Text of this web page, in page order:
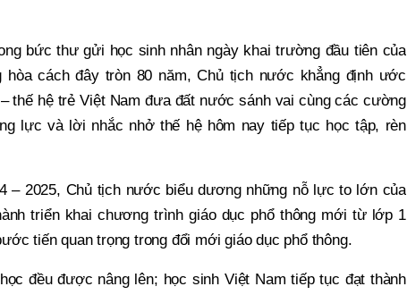
bức thư gửi học sinh nhân ngày khai trường đầu tiên của
hòa cách đây tròn 80 năm, Chủ tịch nước khẳng định ước
thế hệ trẻ Việt Nam đưa đất nước sánh vai cùng các cường
lực và lời nhắc nhở thế hệ hôm nay tiếp tục học tập, rèn
– 2025, Chủ tịch nước biểu dương những nỗ lực to lớn của
triển khai chương trình giáo dục phổ thông mới từ lớp 1
tiến quan trọng trong đổi mới giáo dục phổ thông.
đều được nâng lên; học sinh Việt Nam tiếp tục đạt thành